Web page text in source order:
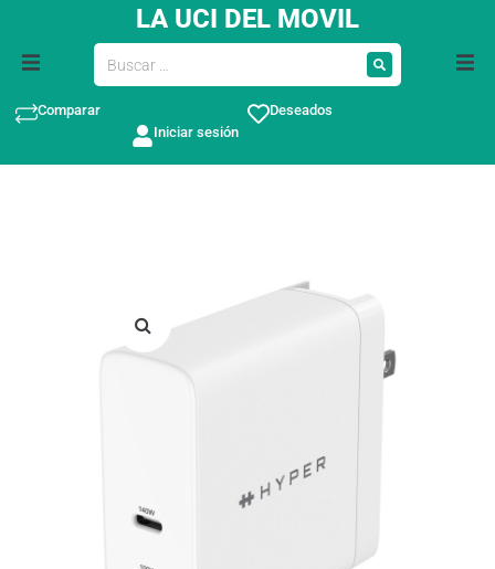
LA UCI DEL MOVIL
Comparar
Deseados
Iniciar sesión